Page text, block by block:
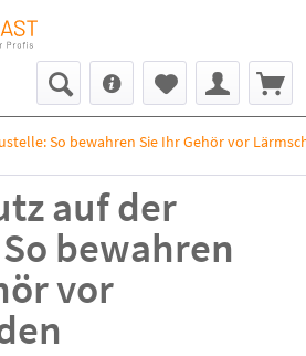
So bewahren Sie Ihr Gehör vor
auf der
bewahren
vor